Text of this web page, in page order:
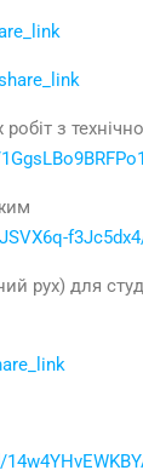
з
рух) для